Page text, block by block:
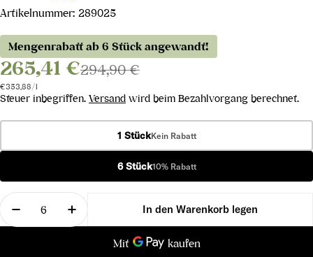
Artikelnummer: 289025
Mengenrabatt ab 6 Stück angewandt!
265,41 €294,90 €
Stückpreis
€353,88/pro
l
Steuer inbegriffen. Versand wird beim Bezahlvorgang berechnet.
1 StückKein Rabatt
6 Stück10% Rabatt
Menge
Menge für Barbaresco DOP 2022 verringern
Menge für Barbaresco DOP 2022
In den Warenkorb legen